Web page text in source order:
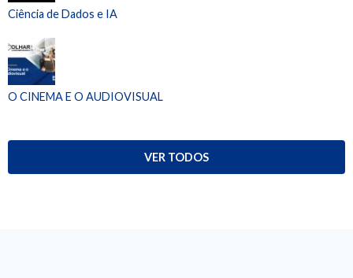
Ciência de Dados e IA
O CINEMA E O AUDIOVISUAL
VER TODOS